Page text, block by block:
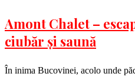
Amont Chalet –
ciubăr și saună
În inima Bucovinei, acolo unde